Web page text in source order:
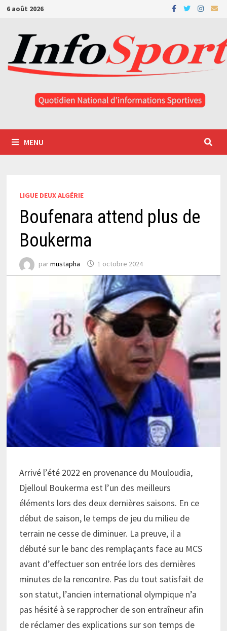
Passer
contenu
6 août 2026
MENU
LIGUE DEUX ALGÉRIE
Boufenara attend plus de
Boukerma
parmustapha 1 octobre 2024
Arrivé l’été 2022 en provenance du Mouloudia,
Djelloul Boukerma est l’un des meilleurs
éléments lors des deux dernières saisons. En ce
début de saison, le temps de jeu du milieu de
terrain ne cesse de diminuer. La preuve, il a
débuté sur le banc des remplaçants face au MCS
avant d’effectuer son entrée lors des dernières
minutes de la rencontre. Pas du tout satisfait de
son statut, l’ancien international olympique n’a
pas hésité à se rapprocher de son entraîneur afin
de réclamer des explications sur son temps de